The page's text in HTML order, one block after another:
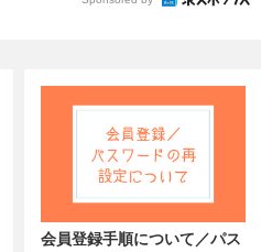
会員登録手順について／パス